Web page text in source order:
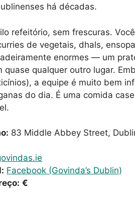
há décadas.
refeitório, sem frescuras.
de vegetais, dhals,
enormes — um
quase qualquer outro lugar.
a equipe é muito bem
do dia. É uma comida
83 Middle Abbey Street,
Facebook (Govinda’s Dublin)
€